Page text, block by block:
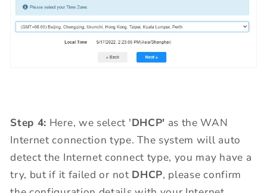
Step 4: Here, we select 'DHCP' as the WAN
Internet connection type. The system will auto
detect the Internet connect type, you may have a
try, but if it failed or not DHCP, please confirm